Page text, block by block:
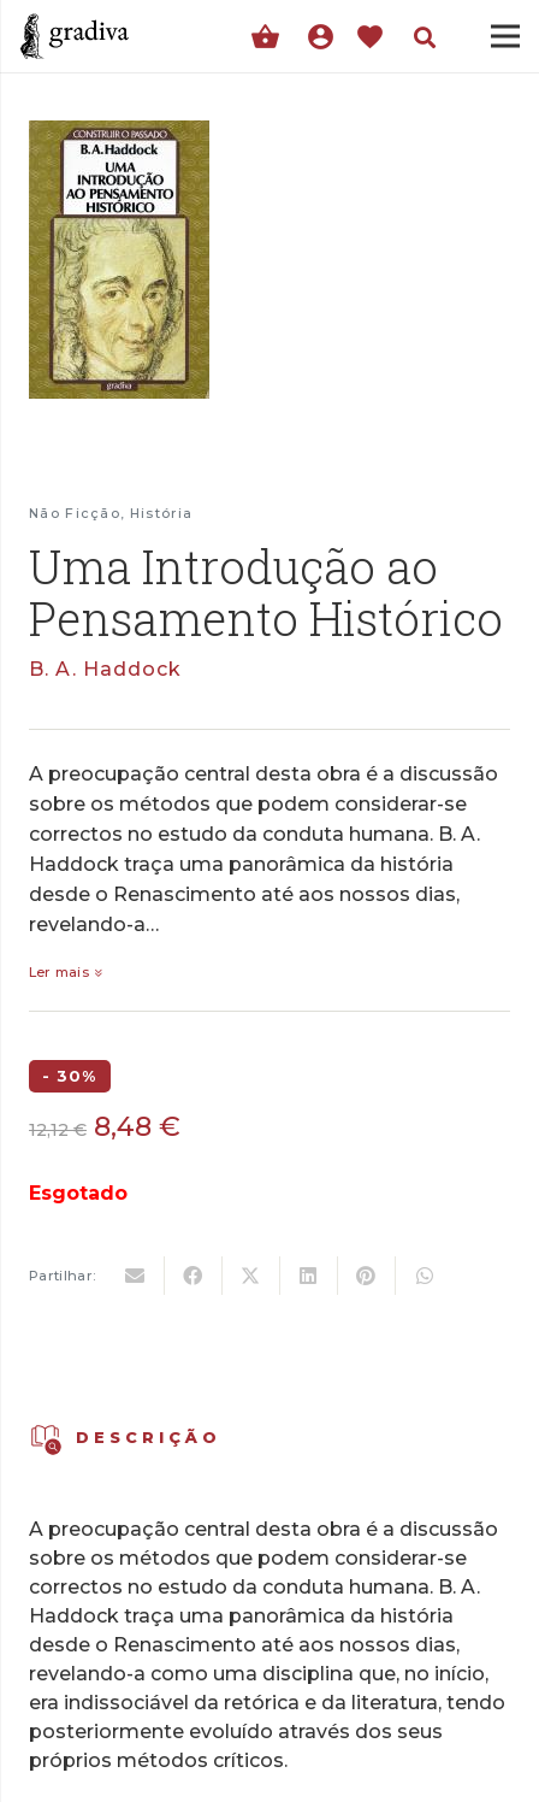
shopping_basket account_circle favorite
Não Ficção, História
Uma Introdução ao
Pensamento Histórico
B. A. Haddock
A preocupação central desta obra é a discussão
sobre os métodos que podem considerar-se
correctos no estudo da conduta humana. B. A.
Haddock traça uma panorâmica da história
desde o Renascimento até aos nossos dias,
revelando-a…
Ler mais
- 30%
12,12€ O
original
8,48 €
Esgotado
Partilhar:
DESCRIÇÃO
A preocupação central desta obra é a discussão
sobre os métodos que podem considerar-se
correctos no estudo da conduta humana. B. A.
Haddock traça uma panorâmica da história
desde o Renascimento até aos nossos dias,
revelando-a como uma disciplina que, no início,
era indissociável da retórica e da literatura, tendo
posteriormente evoluído através dos seus
próprios métodos críticos.